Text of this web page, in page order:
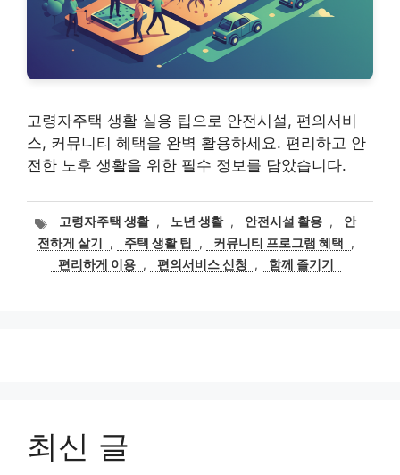
고령자주택 생활 실용 팁으로 안전시설, 편의서비
스, 커뮤니티 혜택을 완벽 활용하세요. 편리하고 안
전한 노후 생활을 위한 필수 정보를 담았습니다.
태
그
고령자주택 생활 , 노년 생활 , 안전시설 활용 ,
안
전하게 살기
, 주택 생활 팁 , 커뮤니티 프로그램 혜택
,
편리하게 이용 , 편의서비스 신청 , 함께 즐기기
최신 글